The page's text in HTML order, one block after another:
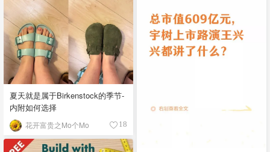
夏天就是属于Birkenstock的季节-
内附如何选择
花开富贵之Mo个Mo 18